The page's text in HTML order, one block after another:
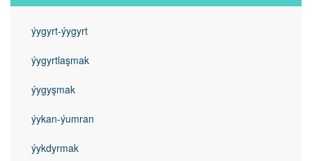
ýygyrt-ýygyrt
ýygyrtlaşmak
ýygyşmak
ýykan-ýumran
ýykdyrmak